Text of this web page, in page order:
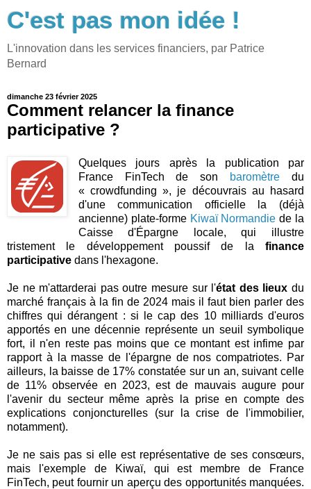
C'est pas mon idée !
L'innovation dans les services financiers, par Patrice
Bernard
dimanche 23 février 2025
Comment relancer la finance
participative ?
Quelques jours après la publication par
France FinTech de son
baromètre du
« crowdfunding », je découvrais au hasard
d'une communication officielle la (déjà
ancienne) plate-forme Kiwaï Normandie de la
Caisse d'Épargne locale, qui illustre
tristement le développement poussif de la finance
participative dans l'hexagone.
Je ne m'attarderai pas outre mesure sur l'état des lieux du
marché français à la fin de 2024 mais il faut bien parler des
chiffres qui dérangent : si le cap des 10 milliards d'euros
apportés en une décennie représente un seuil symbolique
fort, il n'en reste pas moins que ce montant est infime par
rapport à la masse de l'épargne de nos compatriotes. Par
ailleurs, la baisse de 17% constatée sur un an, suivant celle
de 11% observée en 2023, est de mauvais augure pour
l'avenir du secteur même après la prise en compte des
explications conjoncturelles (sur la crise de l'immobilier,
notamment).
Je ne sais pas si elle est représentative de ses consœurs,
mais l'exemple de Kiwaï, qui est membre de France
FinTech, peut fournir un aperçu des opportunités manquées.